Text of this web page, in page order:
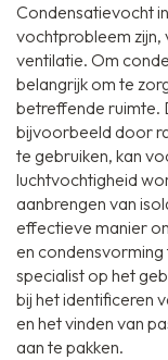
Condensatievocht
vochtprobleem zijn,
ventilatie. Om
belangrijk om te
betreffende ruimte.
bijvoorbeeld door
te gebruiken, kan
luchtvochtigheid
aanbrengen van
effectieve manier
en
specialist op het
bij het identificeren
en het vinden van
aan te pakken.